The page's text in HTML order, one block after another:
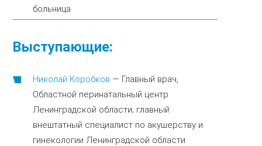
больница
Выступающие:
Николай Коробков — Главный врач,
Областной перинатальный центр
Ленинградской области; главный
внештатный специалист по акушерству и
гинекологии Ленинградской области